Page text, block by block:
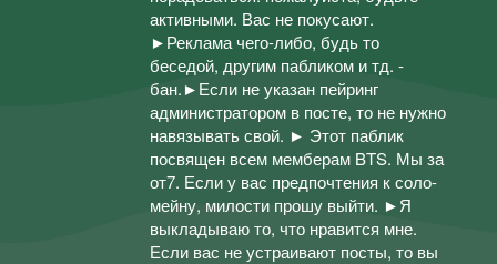
активными. Вас не покусают.
►Реклама чего-либо, будь то
беседой, другим пабликом и тд. -
бан.►Если не указан пейринг
администратором в посте, то не нужно
навязывать свой. ► Этот паблик
посвящен всем мемберам BTS. Мы за
от7. Если у вас предпочтения к соло-
мейну, милости прошу выйти. ►Я
выкладываю то, что нравится мне.
Если вас не устраивают посты, то вы